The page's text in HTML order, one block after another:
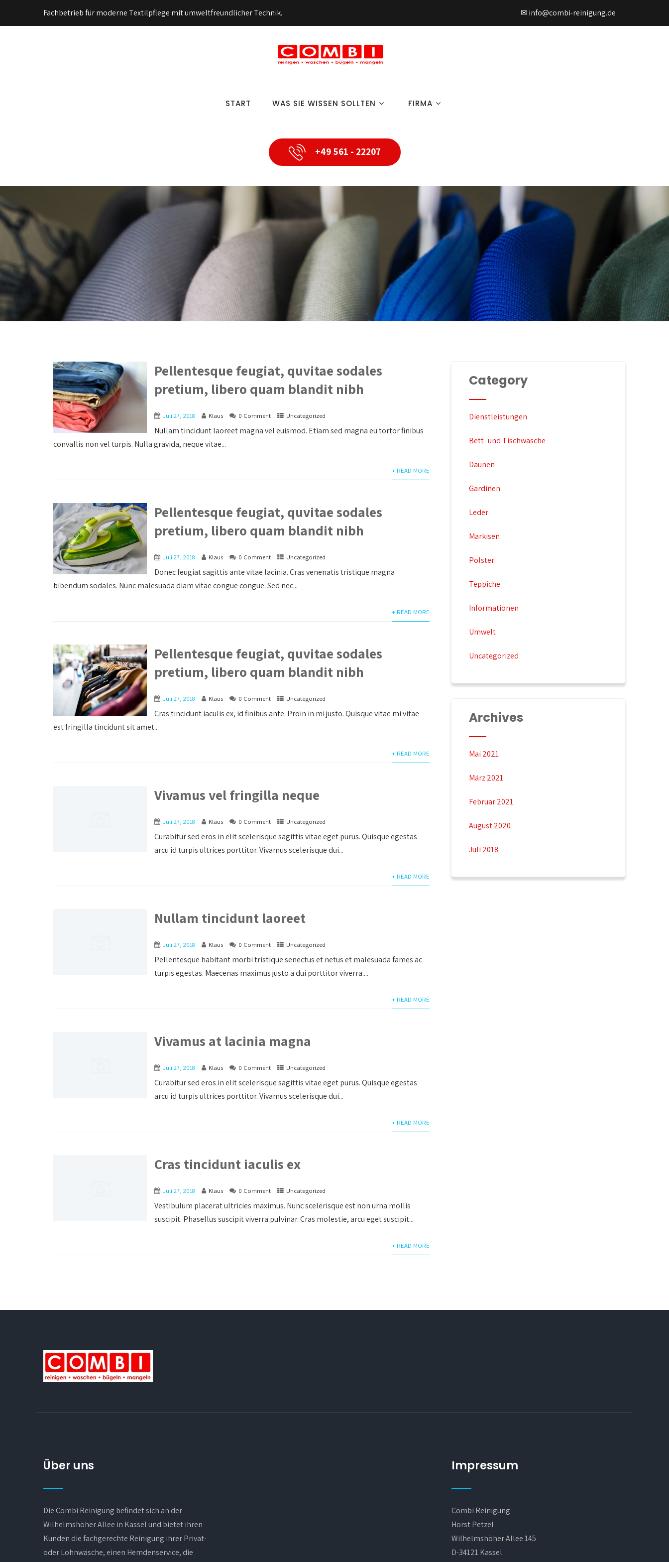
Fachbetrieb für moderne Textilpflege mit umweltfreundlicher Technik. ✉ info@combi-reinigung.de
START WAS SIE WISSEN SOLLTEN FIRMA
+49 561 - 22207
Pellentesque feugiat, quvitae sodales
pretium, libero quam blandit nibh
Juli 27, 2018 Klaus 0 Comment Uncategorized
Nullam tincidunt laoreet magna vel euismod. Etiam sed magna eu tortor finibus
convallis non vel turpis. Nulla gravida, neque vitae...
+ READ MORE
Pellentesque feugiat, quvitae sodales
pretium, libero quam blandit nibh
Juli 27, 2018 Klaus 0 Comment Uncategorized
Donec feugiat sagittis ante vitae lacinia. Cras venenatis tristique magna
bibendum sodales. Nunc malesuada diam vitae congue congue. Sed nec...
+ READ MORE
Pellentesque feugiat, quvitae sodales
pretium, libero quam blandit nibh
Juli 27, 2018 Klaus 0 Comment Uncategorized
Cras tincidunt iaculis ex, id finibus ante. Proin in mi justo. Quisque vitae mi vitae
est fringilla tincidunt sit amet...
+ READ MORE
Vivamus vel fringilla neque
Juli 27, 2018 Klaus 0 Comment Uncategorized
Curabitur sed eros in elit scelerisque sagittis vitae eget purus. Quisque egestas
arcu id turpis ultrices porttitor. Vivamus scelerisque dui...
+ READ MORE
Nullam tincidunt laoreet
Juli 27, 2018 Klaus 0 Comment Uncategorized
Pellentesque habitant morbi tristique senectus et netus et malesuada fames ac
turpis egestas. Maecenas maximus justo a dui porttitor viverra....
+ READ MORE
Vivamus at lacinia magna
Juli 27, 2018 Klaus 0 Comment Uncategorized
Curabitur sed eros in elit scelerisque sagittis vitae eget purus. Quisque egestas
arcu id turpis ultrices porttitor. Vivamus scelerisque dui...
+ READ MORE
Cras tincidunt iaculis ex
Juli 27, 2018 Klaus 0 Comment Uncategorized
Vestibulum placerat ultricies maximus. Nunc scelerisque est non urna mollis
suscipit. Phasellus suscipit viverra pulvinar. Cras molestie, arcu eget suscipit...
+ READ MORE
Category
Dienstleistungen
Bett- und Tischwäsche
Daunen
Gardinen
Leder
Markisen
Polster
Teppiche
Informationen
Umwelt
Uncategorized
Archives
Mai 2021
März 2021
Februar 2021
August 2020
Juli 2018
Über uns
Die Combi Reinigung befindet sich an der
Wilhelmshöher Allee in Kassel und bietet ihren
Kunden die fachgerechte Reinigung ihrer Privat-
oder Lohnwäsche, einen Hemdenservice, die
Impressum
Combi Reinigung
Horst Petzel
Wilhelmshöher Allee 145
D-34121 Kassel